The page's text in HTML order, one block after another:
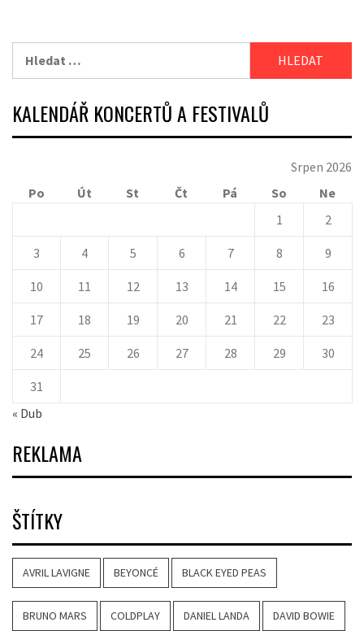
KALENDÁŘ KONCERTŮ A FESTIVALŮ
Srpen 2026
Po
Út St Čt Pá So
Ne
1
2
3 4 5 6 7 8 9
10 11 12 13 14 15 16
17 18 19 20 21 22 23
24 25 26 27 28 29 30
31
« Dub
REKLAMA
ŠTÍTKY
AVRIL LAVIGNE BEYONCÉ BLACK EYED PEAS
BRUNO MARS COLDPLAY DANIEL LANDA DAVID BOWIE